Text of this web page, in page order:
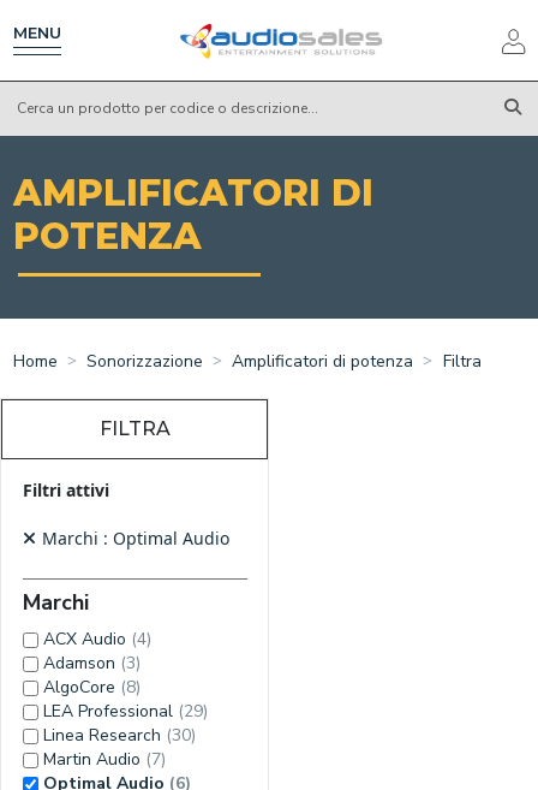
contenuto
principale
MENU
AMPLIFICATORI DI
POTENZA
Home Sonorizzazione Amplificatori di potenza Filtra
FILTRA
Filtri attivi
Marchi : Optimal Audio
Marchi
ACX Audio (4)
Adamson (3)
AlgoCore (8)
LEA Professional (29)
Linea Research (30)
Martin Audio (7)
Optimal Audio (6)